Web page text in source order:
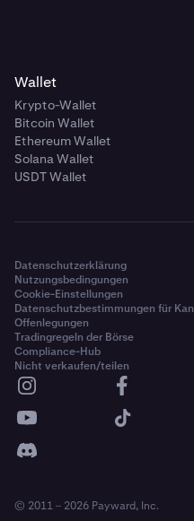
Wallet
Krypto-Wallet
Bitcoin Wallet
Ethereum Wallet
Solana Wallet
USDT Wallet
Datenschutzerklärung
Nutzungsbedingungen
Cookie-Einstellungen
Datenschutzbestimmungen für
Offenlegungen
Tradingregeln der Börse
Compliance-Hub
Nicht verkaufen/teilen
© 2011 – 2026 Payward, Inc.